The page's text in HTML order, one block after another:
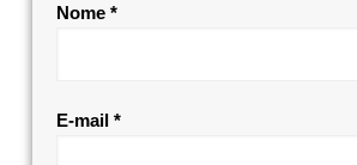
Nome *
E-mail *